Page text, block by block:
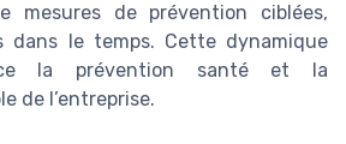
mesures de prévention ciblées,
dans le temps. Cette dynamique
la prévention santé et la
de l’entreprise.